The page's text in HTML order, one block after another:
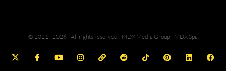
© 2021 - 2026 - All rights reserved - MDX Media Group - MDX Spa